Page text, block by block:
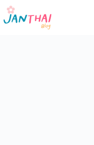
Skip
content